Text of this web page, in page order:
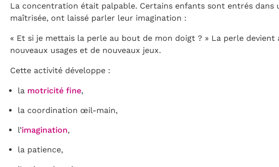
La concentration était palpable. Certains enfants sont entrés
maîtrisée, ont laissé parler leur imagination :
« Et si je mettais la perle au bout de mon doigt ? » La perle devient
nouveaux usages et de nouveaux jeux.
Cette activité développe :
la motricité fine,
la coordination œil-main,
l’imagination,
la patience,